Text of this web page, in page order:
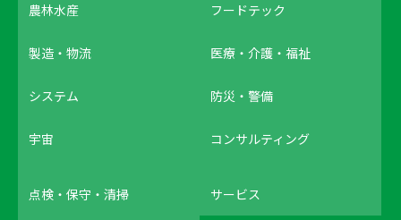
農林水産 フードテック
製造・物流 医療・介護・福祉
システム 防災・警備
宇宙 コンサルティング
点検・保守・清掃 サービス